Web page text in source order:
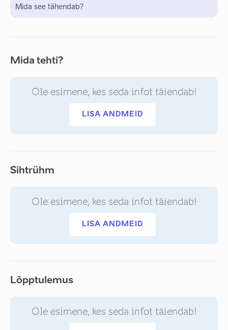
Mida see tähendab?
Mida tehti?
Ole esimene, kes seda infot täiendab!
LISA ANDMEID
Sihtrühm
Ole esimene, kes seda infot täiendab!
LISA ANDMEID
Lõpptulemus
Ole esimene, kes seda infot täiendab!